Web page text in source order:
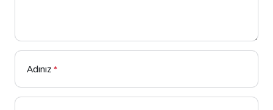
Adınız *